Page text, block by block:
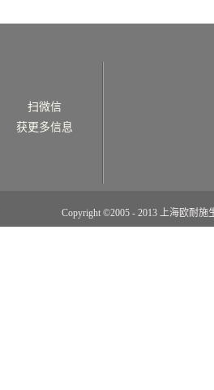
扫微信
获更多信息
Copyright ©2005 - 2013 上海欧耐施